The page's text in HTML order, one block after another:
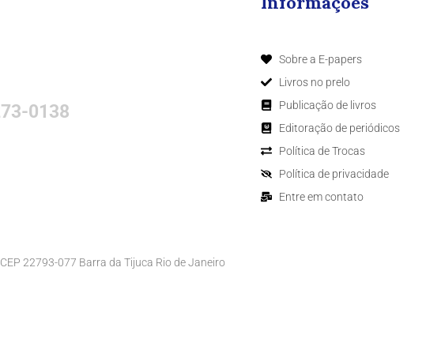
0138
22793-077 Barra da Tijuca Rio de Janeiro
Sobre a E-papers
Livros no prelo
Publicação de livros
Editoração de periódicos
Política de Trocas
Política de privacidade
Entre em contato